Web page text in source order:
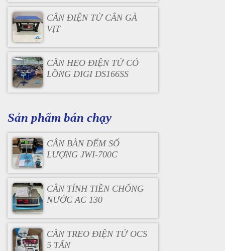
CÂN ĐIỆN TỬ CÂN GÀ
VỊT
CÂN HEO ĐIỆN TỬ CÓ
LỒNG DIGI DS166SS
Sản phẩm bán chạy
CÂN BÀN ĐẾM SỐ
LƯỢNG JWI-700C
CÂN TÍNH TIỀN CHỐNG
NƯỚC AC 130
CÂN TREO ĐIỆN TỬ OCS
5 TẤN